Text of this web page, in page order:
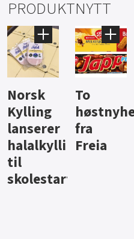
PRODUKTNYTT
Knalltall
for Açai
Bowl
Aass vil
bli
førstevalg
i lite-